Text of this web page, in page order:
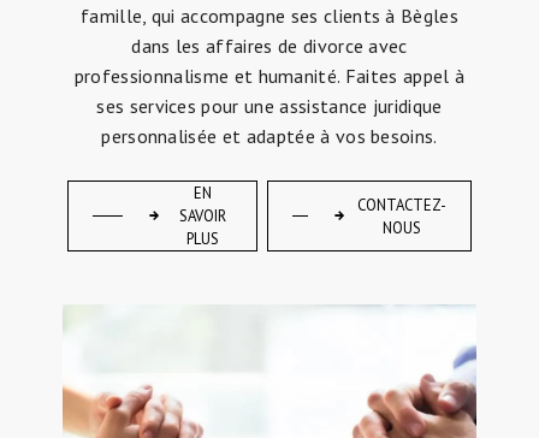
famille, qui accompagne ses clients à Bègles
dans les affaires de divorce avec
professionnalisme et humanité. Faites appel à
ses services pour une assistance juridique
personnalisée et adaptée à vos besoins.
EN
SAVOIR
PLUS
CONTACTEZ-
NOUS